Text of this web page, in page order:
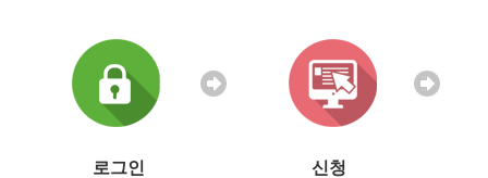
로그인 신청